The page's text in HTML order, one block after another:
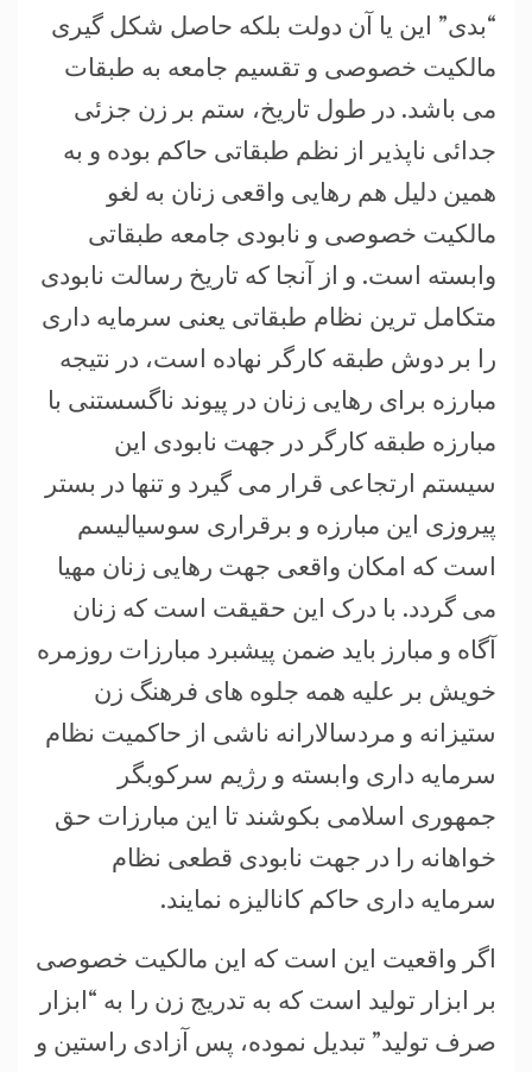
“بدی” این یا آن دولت بلکه حاصل شکل گیری
مالکیت خصوصی و تقسیم جامعه به طبقات
می باشد. در طول تاریخ، ستم بر زن جزئی
جدائی ناپذیر از نظم طبقاتی حاکم بوده و به
همین دلیل هم رهایی واقعی زنان به لغو
مالکیت خصوصی و نابودی جامعه طبقاتی
وابسته است. و از آنجا که تاریخ رسالت نابودی
متکامل ترین نظام طبقاتی یعنی سرمایه داری
را بر دوش طبقه کارگر نهاده است، در نتیجه
مبارزه برای رهایی زنان در پیوند ناگسستنی با
مبارزه طبقه کارگر در جهت نابودی این
سیستم ارتجاعی قرار می گیرد و تنها در بستر
پیروزی این مبارزه و برقراری سوسیالیسم
است که امکان واقعی جهت رهایی زنان مهیا
می گردد. با درک این حقیقت است که زنان
آگاه و مبارز باید ضمن پیشبرد مبارزات روزمره
خویش بر علیه همه جلوه های فرهنگ زن
ستیزانه و مردسالارانه ناشی از حاکمیت نظام
سرمایه داری وابسته و رژیم سرکوبگر
جمهوری اسلامی بکوشند تا این مبارزات حق
خواهانه را در جهت نابودی قطعی نظام
سرمایه داری حاکم کانالیزه نمایند.
اگر واقعیت این است که این مالکیت خصوصی
بر ابزار تولید است که به تدریج زن را به “ابزار
صرف تولید” تبدیل نموده، پس آزادی راستین و